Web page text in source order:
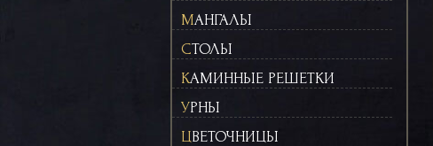
МАНГАЛЫ
СТОЛЫ
КАМИННЫЕ РЕШЕТКИ
УРНЫ
ЦВЕТОЧНИЦЫ